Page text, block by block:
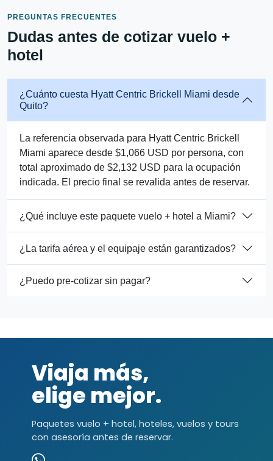
PREGUNTAS FRECUENTES
Dudas antes de cotizar vuelo +
hotel
¿Cuánto cuesta Hyatt Centric Brickell Miami desde
Quito?
La referencia observada para Hyatt Centric Brickell
Miami aparece desde $1,066 USD por persona, con
total aproximado de $2,132 USD para la ocupación
indicada. El precio final se revalida antes de reservar.
¿Qué incluye este paquete vuelo + hotel a Miami?
¿La tarifa aérea y el equipaje están garantizados?
¿Puedo pre-cotizar sin pagar?
Viaja más,
elige mejor.
Paquetes vuelo + hotel, hoteles, vuelos y tours
con asesoría antes de reservar.